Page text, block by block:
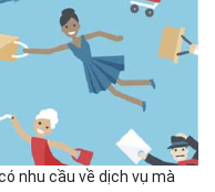
nhu cầu về dịch vụ mà